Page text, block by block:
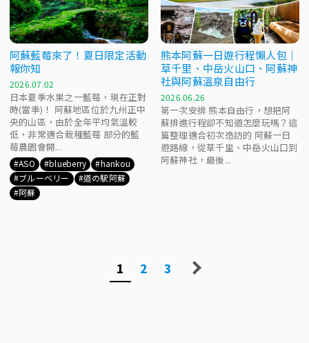
阿蘇藍莓來了！夏日限定活動
報你知
2026.07.02
日本夏季水果之一藍莓，現在正對
時(當季)！ 阿蘇地區位於九州正中
央的山區，由於全年平均氣溫較
低，非常適合栽種藍莓 部分的藍
莓農園會開...
ASO blueberry
hankou
ブルーベリー
道の駅阿蘇
阿蘇
熊本阿蘇一日遊行程懶人包｜
草千里、中岳火山口、阿蘇神
社與阿蘇溫泉自由行
2026.06.26
第一次安排 熊本自由行，想把阿
蘇排進行程卻不知道怎麼玩嗎？這
篇整理適合初次造訪的 阿蘇一日
遊路線，從草千里、中岳火山口到
阿蘇神社，最後...
1 2 3